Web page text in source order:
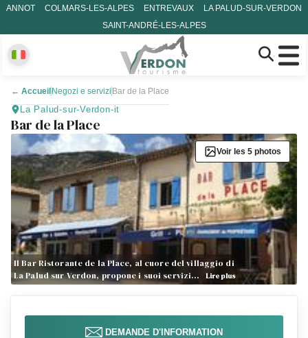
ANNOT COLMARS-LES-ALPES ENTREVAUX
LA PALUD-SUR-VERDON
SAINT-ANDRÉ-LES-ALPES
← Accueil Negozi e servizi Bar de la Place
La Palud-sur-Verdon-it
Bar de la Place
Il Bar Ristorante de la Place, al cuore del villaggio di
La Palud sur Verdon, propone i suoi servizi…
Lire plus
Voir les 5 photos
DEMANDE D'INFORMATION